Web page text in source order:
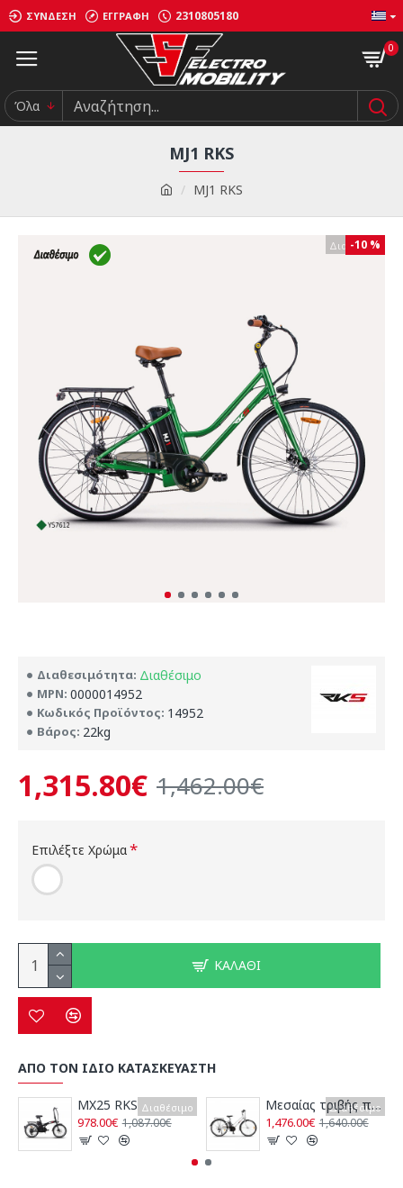
ΣΎΝΔΕΣΗ ΕΓΓΡΑΦΉ 2310805180
0
Όλα
MJ1 RKS
MJ1 RKS
Διαθέσιμο
-10 %
Διαθεσιμότητα: Διαθέσιμο
MPN: 0000014952
Κωδικός Προϊόντος: 14952
Βάρος: 22kg
1,315.80€ 1,462.00€
Επιλέξτε Χρώμα
ΚΑΛΆΘΙ
ΑΠΟ ΤΟΝ ΙΔΙΟ ΚΑΤΑΣΚΕΥΑΣΤΗ
Διαθέσιμο
MX25 RKS
978.00€ 1,087.00€
Διαθέσιμο
Μεσαίας τριβής ποδήλατο CR5 με κινητήρα Yadea RKS
1,476.00€ 1,640.00€